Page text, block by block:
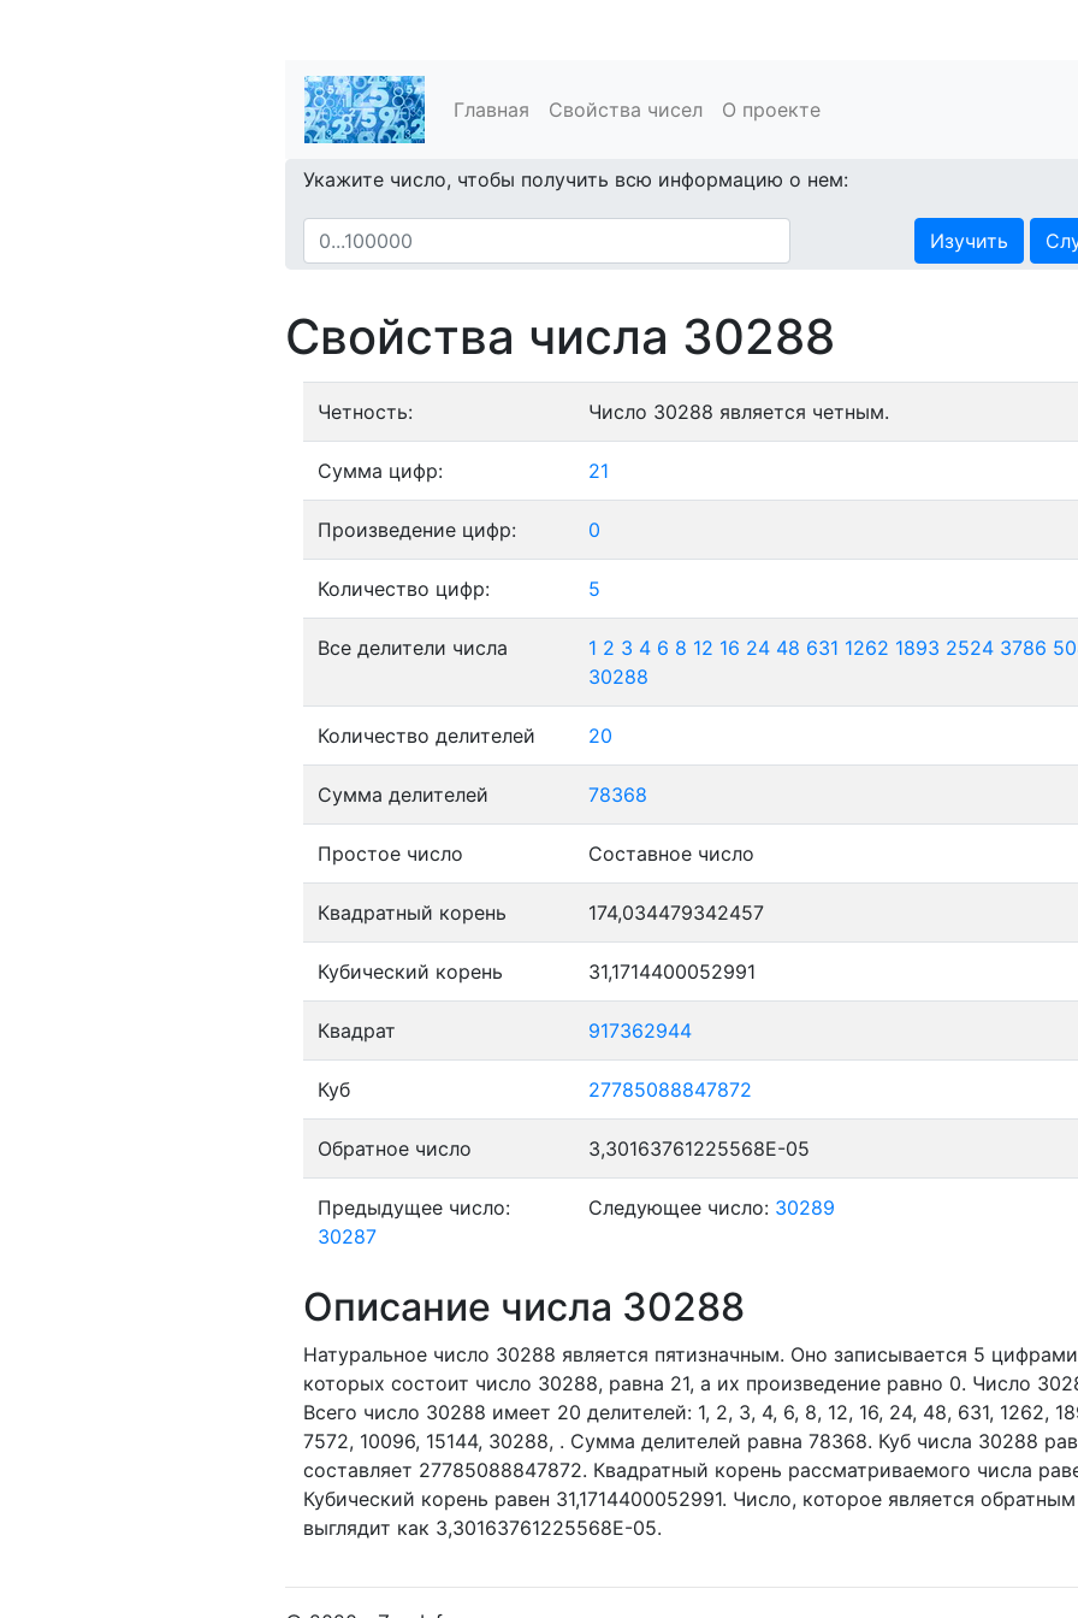
Главная Свойства чисел О проекте
Укажите число, чтобы получить всю информацию о нем:
Изучить
Свойства числа 30288
Четность: Число 30288 является четным.
Сумма цифр: 21
Произведение цифр: 0
Количество цифр: 5
Все делители числа 1 2 3 4 6 8 12 16 24 48 631 1262 1893 2524 3786
30288
Количество делителей 20
Сумма делителей 78368
Простое число Составное число
Квадратный корень 174,034479342457
Кубический корень 31,1714400052991
Квадрат 917362944
Куб 27785088847872
Обратное число 3,30163761225568E-05
Предыдущее число:
30287
Следующее число: 30289
Описание числа 30288
Натуральное число 30288 является пятизначным. Оно записывается 5
которых состоит число 30288, равна 21, а их произведение равно 0. Число
Всего число 30288 имеет 20 делителей: 1, 2, 3, 4, 6, 8, 12, 16, 24, 48, 631, 1262,
7572, 10096, 15144, 30288, . Сумма делителей равна 78368. Куб числа 30288
составляет 27785088847872. Квадратный корень рассматриваемого числа
Кубический корень равен 31,1714400052991. Число, которое является
выглядит как 3,30163761225568E-05.